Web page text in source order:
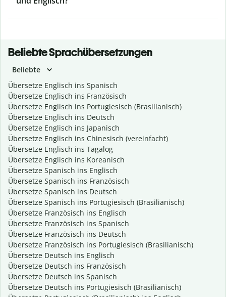
Beliebte Sprachübersetzungen
Beliebte
Übersetze Englisch ins Spanisch
Übersetze Englisch ins Französisch
Übersetze Englisch ins Portugiesisch (Brasilianisch)
Übersetze Englisch ins Deutsch
Übersetze Englisch ins Japanisch
Übersetze Englisch ins Chinesisch (vereinfacht)
Übersetze Englisch ins Tagalog
Übersetze Englisch ins Koreanisch
Übersetze Spanisch ins Englisch
Übersetze Spanisch ins Französisch
Übersetze Spanisch ins Deutsch
Übersetze Spanisch ins Portugiesisch (Brasilianisch)
Übersetze Französisch ins Englisch
Übersetze Französisch ins Spanisch
Übersetze Französisch ins Deutsch
Übersetze Französisch ins Portugiesisch (Brasilianisch)
Übersetze Deutsch ins Englisch
Übersetze Deutsch ins Französisch
Übersetze Deutsch ins Spanisch
Übersetze Deutsch ins Portugiesisch (Brasilianisch)